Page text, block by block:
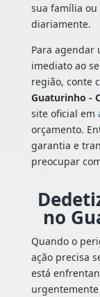
sua família ou
diariamente.
Para agendar
imediato ao
região, conte
Guaturinho -
site oficial em
orçamento.
garantia e
preocupar
no
Quando o
ação precisa
está